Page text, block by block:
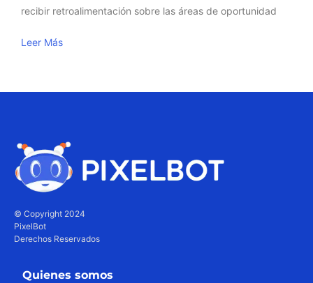
recibir retroalimentación sobre las áreas de oportunidad
Leer Más
© Copyright 2024
PixelBot
Derechos Reservados
Quienes somos